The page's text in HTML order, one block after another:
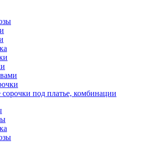
под платье, комбинации